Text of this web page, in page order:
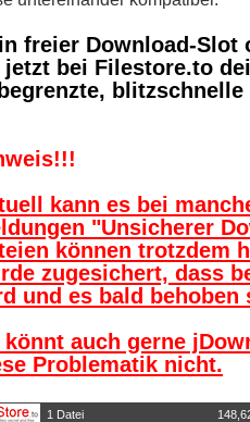
freier Download-Slot
bei Filestore.to
kann es bei
"Unsicherer
können trotzdem
zugesichert, dass
und es bald behoben
könnt auch gerne
Problematik nicht.
1 Datei